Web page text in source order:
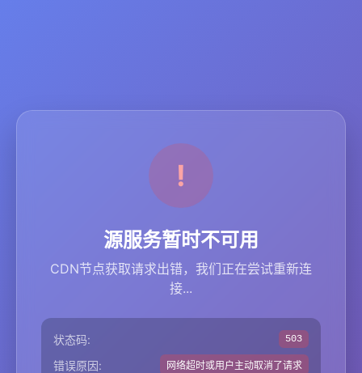
源服务暂时不可用
CDN节点获取请求出错，我们正在尝试重新连
接...
状态码: 503
错误原因: 网络超时或用户主动取消了请求